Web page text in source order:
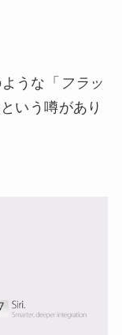
うな「 フラッ
いう噂があり